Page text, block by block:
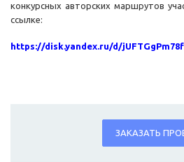
конкурсных авторских маршрутов
ссылке:
https://disk.yandex.ru/d/
ЗАКАЗАТЬ